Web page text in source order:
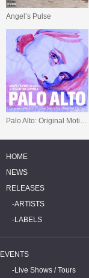
Angel’s Pulse
HOME
NEWS
RELEASES
ARTISTS
LABELS
EVENTS
Live Shows / Tours